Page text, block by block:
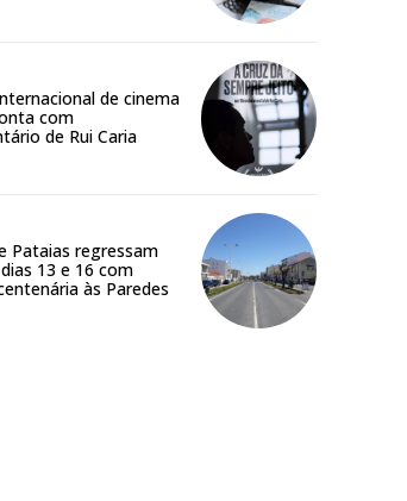
de cinema
com
de Rui Caria
Pataias regressam
13 e 16 com
às Paredes